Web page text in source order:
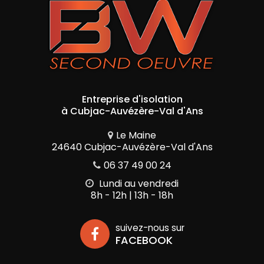
Entreprise d'isolation
à Cubjac-Auvézère-Val d'Ans
Le Maine
24640 Cubjac-Auvézère-Val d'Ans
06 37 49 00 24
Lundi au vendredi
8h - 12h | 13h - 18h
suivez-nous sur
FACEBOOK